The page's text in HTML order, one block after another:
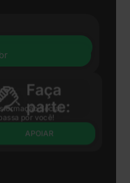
Social
por você!
APOIAR